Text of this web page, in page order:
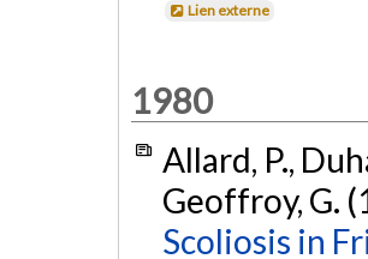
Lien externe
1980
Allard, P.,
Geoffroy, G.
Scoliosis in